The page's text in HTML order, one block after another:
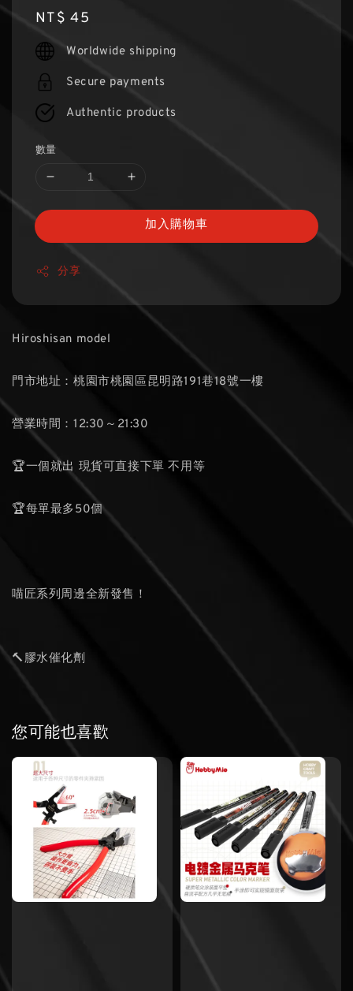
Regular
price
NT$ 45
Worldwide shipping
Secure payments
Authentic products
數量
加入購物車
分享
Hiroshisan model
門市地址：桃園市桃園區昆明路191巷18號一樓
營業時間：12:30～21:30
🏆一個就出 現貨可直接下單 不用等
🏆每單最多50個
喵匠系列周邊全新發售！
🔨膠水催化劑
您可能也喜歡